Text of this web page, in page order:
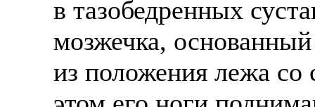
в тазобедренных
мозжечка,
из положения лежа